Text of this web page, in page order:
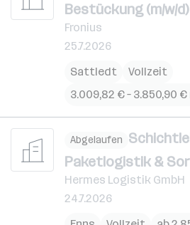
Bestückung (m/w/d)
Fronius
25.7.2026
Sattledt
Vollzeit
3.009,82 € – 3.850,90
Abgelaufen
Paketlogistik &
Hermes Logistik GmbH
24.7.2026